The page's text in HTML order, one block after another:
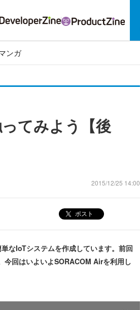
ンガ
てみよう【後
2015/12/25 14:00
ポスト
なIoTシステムを作成しています。前回
回はいよいよSORACOM Airを利用し